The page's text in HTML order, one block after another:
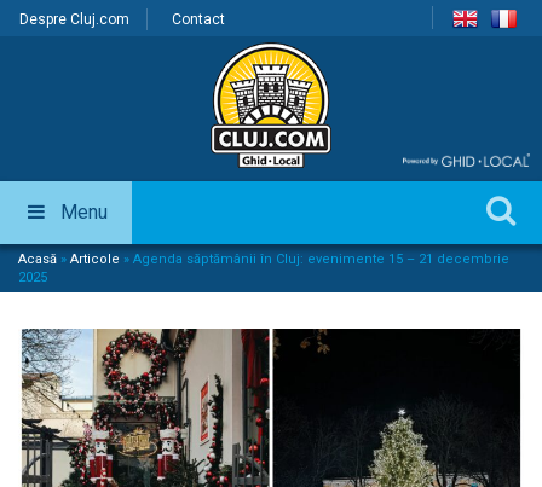
Despre Cluj.com Contact
Menu
Acasă » Articole » Agenda săptămânii în Cluj: evenimente 15 – 21 decembrie
2025